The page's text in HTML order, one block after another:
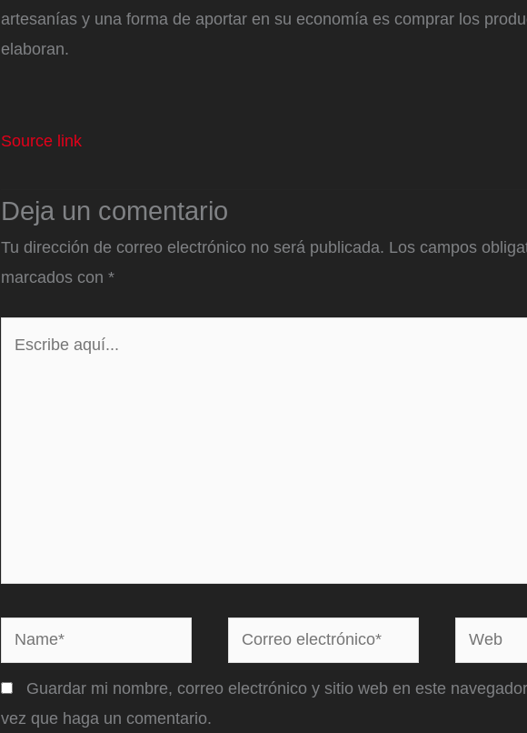
artesanías y una forma de aportar en su economía es comprar los
elaboran.
Source link
Deja un comentario
Tu dirección de correo electrónico no será publicada. Los campos
marcados con *
Name*
Correo
electrónico*
Web
Guardar mi nombre, correo electrónico y sitio web en este
vez que haga un comentario.